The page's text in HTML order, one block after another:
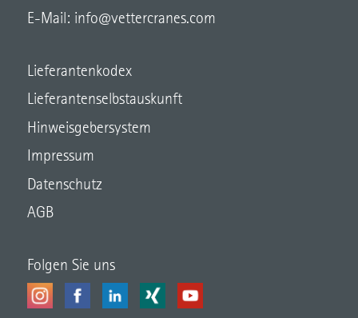
E-Mail: info@vettercranes.com
Lieferantenkodex
Lieferantenselbstauskunft
Hinweisgebersystem
Impressum
Datenschutz
AGB
Folgen Sie uns